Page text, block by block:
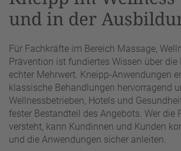
und in der
Für Fachkräfte im Bereich Massage,
Prävention ist fundiertes Wissen über die
echter Mehrwert. Kneipp-Anwendungen
klassische Behandlungen hervorragend
Wellnessbetrieben, Hotels und
fester Bestandteil des Angebots. Wer die
versteht, kann Kundinnen und Kunden
und die Anwendungen sicher anleiten.